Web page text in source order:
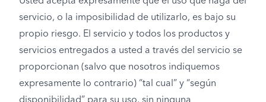
servicio, o la imposibilidad de utilizarlo, es bajo su
propio riesgo. El servicio y todos los productos y
servicios entregados a usted a través del servicio se
proporcionan (salvo que nosotros indiquemos
expresamente lo contrario) “tal cual” y “según